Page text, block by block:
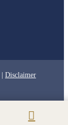
Disclaimer
